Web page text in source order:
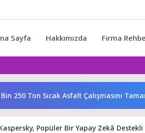
Sayfa Hakkımızda Firma
Sıcak Asfalt Çalışmasını Tamamladı
Popüler Bir Yapay Zekâ